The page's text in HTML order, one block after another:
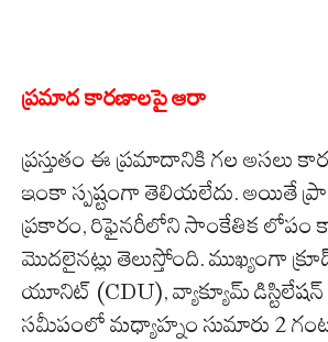
ప్రమాద కారణాలపై ఆరా
ప్రస్తుతం ఈ ప్రమాదానికి గల అసలు
ఇంకా స్పష్టంగా తెలియలేదు. అయితే
ప్రకారం, రిఫైనరీలోని సాంకేతిక లోపం
మొదలైనట్లు తెలుస్తోంది. ముఖ్యంగా
యూనిట్ (CDU), వ్యాక్యూమ్
సమీపంలో మధ్యాహ్నం సుమారు 2